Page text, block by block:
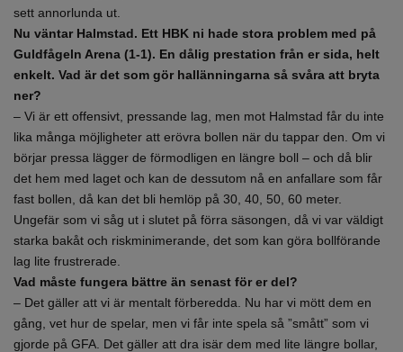
sett annorlunda ut.
Nu väntar Halmstad. Ett HBK ni hade stora problem med på
Guldfågeln Arena (1-1). En dålig prestation från er sida, helt
enkelt. Vad är det som gör hallänningarna så svåra att bryta
ner?
– Vi är ett offensivt, pressande lag, men mot Halmstad får du inte
lika många möjligheter att erövra bollen när du tappar den. Om vi
börjar pressa lägger de förmodligen en längre boll – och då blir
det hem med laget och kan de dessutom nå en anfallare som får
fast bollen, då kan det bli hemlöp på 30, 40, 50, 60 meter.
Ungefär som vi såg ut i slutet på förra säsongen, då vi var väldigt
starka bakåt och riskminimerande, det som kan göra bollförande
lag lite frustrerade.
Vad måste fungera bättre än senast för er del?
– Det gäller att vi är mentalt förberedda. Nu har vi mött dem en
gång, vet hur de spelar, men vi får inte spela så ”smått” som vi
gjorde på GFA. Det gäller att dra isär dem med lite längre bollar,